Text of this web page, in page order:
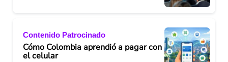
Contenido Patrocinado
Cómo Colombia aprendió a pagar con
el celular